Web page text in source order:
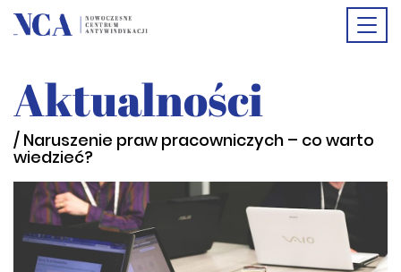
Aktualności
/ Naruszenie praw pracowniczych – co warto
wiedzieć?